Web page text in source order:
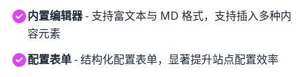
内置编辑器- 支持富文本与 MD 格式，支持插入多种内
容元素
配置表单- 结构化配置表单，显著提升站点配置效率